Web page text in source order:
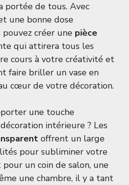
portée de tous. Avec
une bonne dose
pouvez créer une pièce
qui attirera tous les
cours à votre créativité et
faire briller un vase en
cœur de votre décoration.
une touche
intérieure ? Les
offrent un large
pour subliminer votre
pour un coin de salon, une
une chambre, il y a tant